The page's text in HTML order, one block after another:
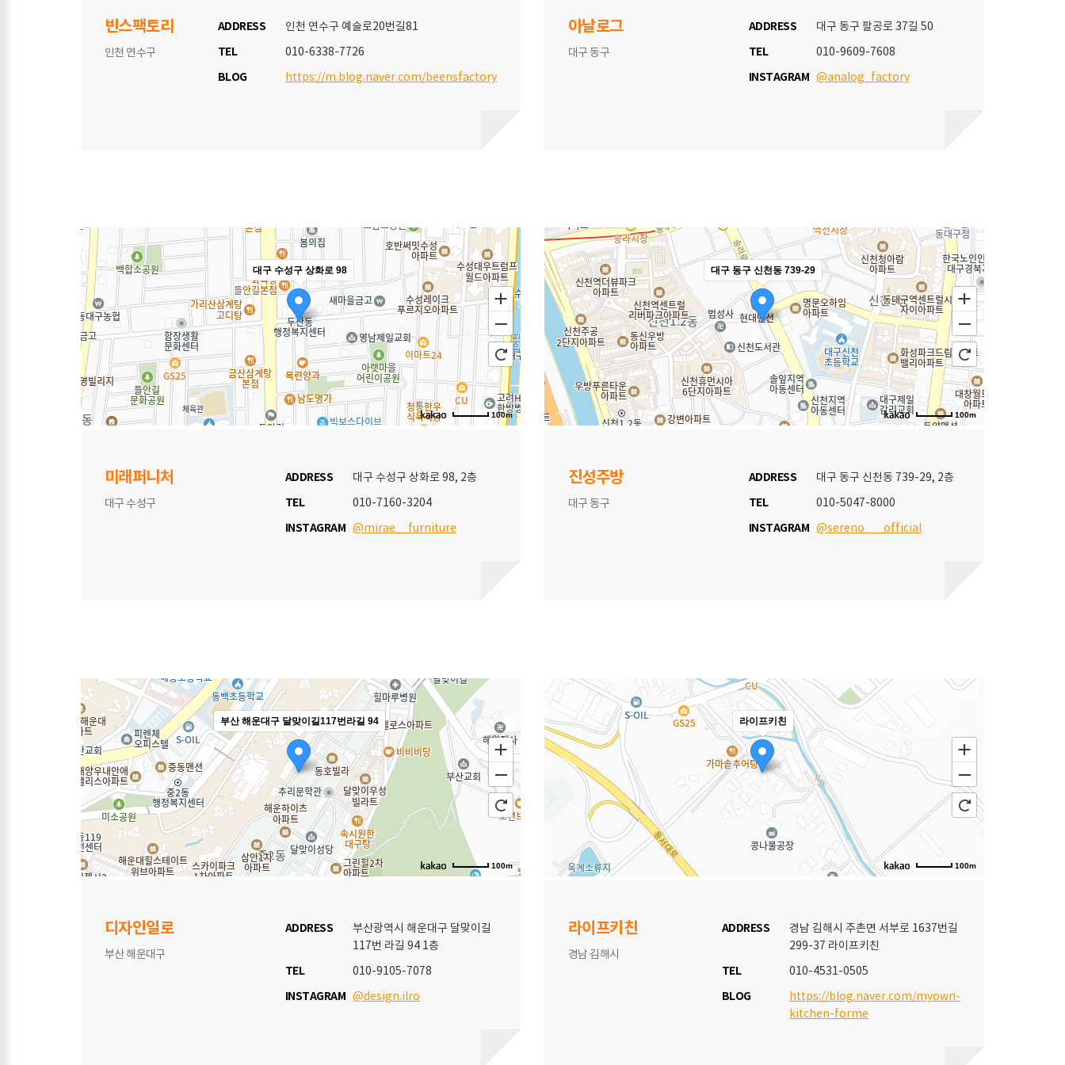
빈스팩토리
인천 연수구
ADDRESS 인천 연수구 예술로20번길81
TEL 010-6338-7726
BLOG https://m.blog.naver.com/beensfactory
아날로그
대구 동구
ADDRESS 대구 동구 팔공로 37길 50
TEL 010-9609-7608
INSTAGRAM @analog_factory
대구 수성구 상화로 98
100m
미래퍼니처
대구 수성구
ADDRESS 대구 수성구 상화로 98, 2층
TEL 010-7160-3204
INSTAGRAM @mirae__furniture
대구 동구 신천동 739-29
100m
진성주방
대구 동구
ADDRESS 대구 동구 신천동 739-29, 2층
TEL 010-5047-8000
INSTAGRAM @sereno___official
부산 해운대구 달맞이길117번라길 94
100m
디자인일로
부산 해운대구
ADDRESS
부산광역시 해운대구 달맞이길
117번 라길 94 1층
TEL 010-9105-7078
INSTAGRAM @design.ilro
라이프키친
100m
라이프키친
경남 김해시
ADDRESS
경남 김해시 주촌면 서부로 1637번길
299-37 라이프키친
TEL 010-4531-0505
BLOG
https://blog.naver.com/myown-
kitchen-forme